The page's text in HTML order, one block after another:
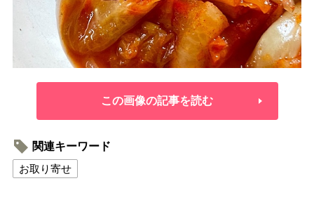
この画像の記事を読む
関連キーワード
お取り寄せ